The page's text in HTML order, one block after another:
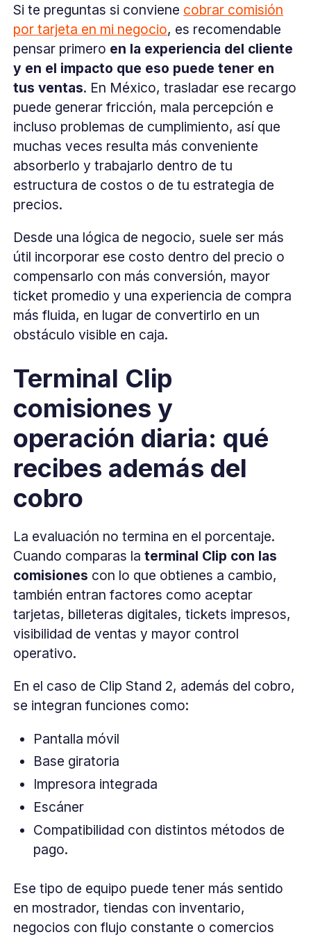
Si te preguntas si conviene cobrar comisión
por tarjeta en mi negocio, es recomendable
pensar primero en la experiencia del cliente
y en el impacto que eso puede tener en
tus ventas. En México, trasladar ese recargo
puede generar fricción, mala percepción e
incluso problemas de cumplimiento, así que
muchas veces resulta más conveniente
absorberlo y trabajarlo dentro de tu
estructura de costos o de tu estrategia de
precios.
Desde una lógica de negocio, suele ser más
útil incorporar ese costo dentro del precio o
compensarlo con más conversión, mayor
ticket promedio y una experiencia de compra
más fluida, en lugar de convertirlo en un
obstáculo visible en caja.
Terminal Clip
comisiones y
operación diaria: qué
recibes además del
cobro
La evaluación no termina en el porcentaje.
Cuando comparas laterminal Clip con las
comisiones con lo que obtienes a cambio,
también entran factores como aceptar
tarjetas, billeteras digitales, tickets impresos,
visibilidad de ventas y mayor control
operativo.
En el caso de Clip Stand 2, además del cobro,
se integran funciones como:
Pantalla móvil
Base giratoria
Impresora integrada
Escáner
Compatibilidad con distintos métodos de
pago.
Ese tipo de equipo puede tener más sentido
en mostrador, tiendas con inventario,
negocios con flujo constante o comercios